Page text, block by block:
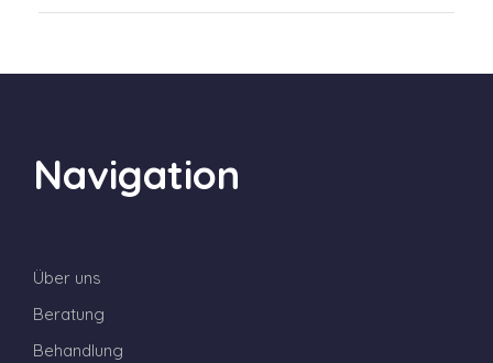
Navigation
Über uns
Beratung
Behandlung